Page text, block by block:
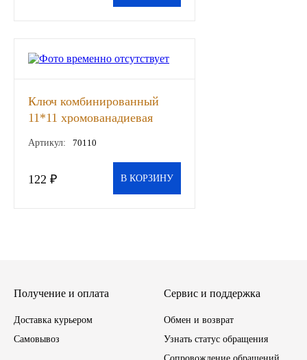
Иномарки
КРАЗ
Спецтехника
Ключ комбинированный
11*11 хромованадиевая
Артикул: 70110
122 ₽ В КОРЗИНУ
Получение и оплата
Доставка курьером
Самовывоз
Сервис и поддержка
Обмен и возврат
Узнать статус обращения